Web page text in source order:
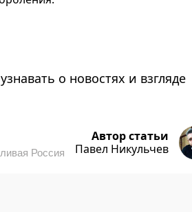
о новостях и взгляде
Россия
Автор статьи
Павел Никульчев